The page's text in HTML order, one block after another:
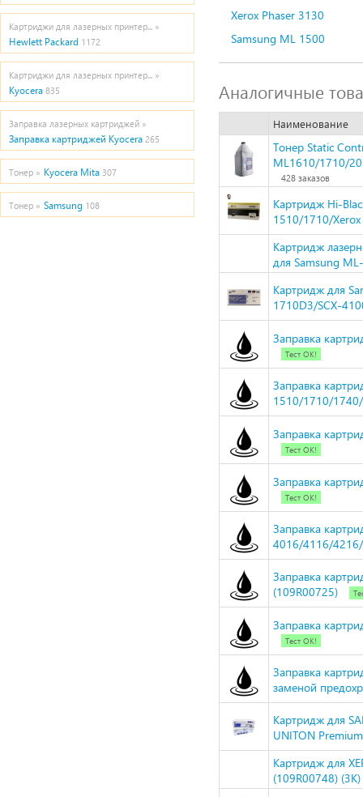
Картриджи для лазерных принтер... »
Hewlett Packard 1172
Картриджи для лазерных принтер... »
Kyocera 835
Заправка лазерных картриджей »
Заправка картриджей Kyocera 265
Тонер » Kyocera Mita 307
Тонер » Samsung 108
Xerox Phaser 3130
Samsung ML 1500
Аналогичные
Наименование
Тонер Static
ML1610/1710/
428 заказов
Картридж Hi-
1510/1710/Xerox
Картридж
для Samsung
Картридж для
1710D3/SCX-
Заправка
Тест ОК!
Заправка
1510/1710/
Заправка
Тест ОК!
Заправка
Тест ОК!
Заправка
4016/4116/
Заправка
(109R00725)
Заправка
Тест ОК!
Заправка
заменой
Картридж для
UNITON Premium
Картридж для
(109R00748)